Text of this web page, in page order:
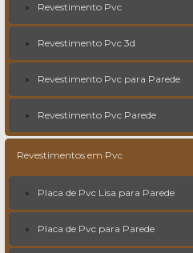
Revestimento Pvc
Revestimento Pvc 3d
Revestimento Pvc para Parede
Revestimento Pvc Parede
Revestimentos em Pvc
Placa de Pvc Lisa para Parede
Placa de Pvc para Parede